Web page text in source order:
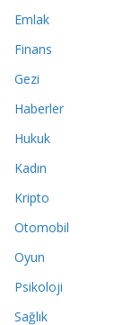
Emlak
Finans
Gezi
Haberler
Hukuk
Kadın
Kripto
Otomobil
Oyun
Psikoloji
Sağlık